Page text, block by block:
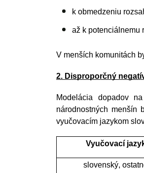
k obmedzeniu
až k potenciálnemu
V menších komunitách
2. Disproporčný
Modelácia dopadov
národnostných menšín
vyučovacím jazykom
Vyučovací
slovenský,